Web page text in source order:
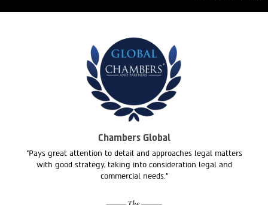
Chambers Global
"Pays great attention to detail and approaches legal matters
with good strategy, taking into consideration legal and
commercial needs."